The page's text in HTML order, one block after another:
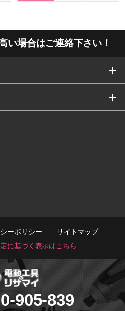
い場合はご連絡下さい！
ーポリシー
サイトマップ
に基づく表示はこちら
905-839